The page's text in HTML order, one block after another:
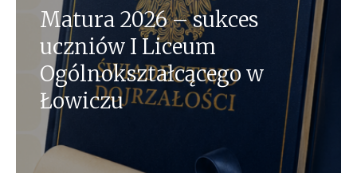
Matura 2026 – sukces
uczniów I Liceum
Ogólnokształcącego w
Łowiczu